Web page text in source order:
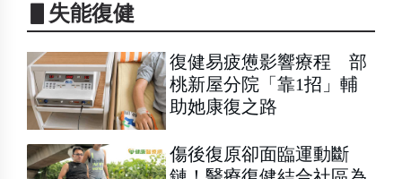
▋失能復健
復健易疲憊影響療程 部
桃新屋分院「靠1招」輔
助她康復之路
傷後復原卻面臨運動斷